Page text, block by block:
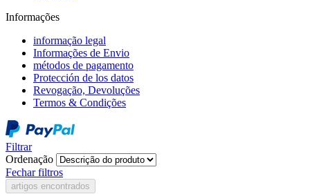
Informações
informação legal
Informações de Envio
métodos de pagamento
Protección de los datos
Revogação, Devoluções
Termos & Condições
Filtrar
Ordenação
Fechar filtros
artigos encontrados